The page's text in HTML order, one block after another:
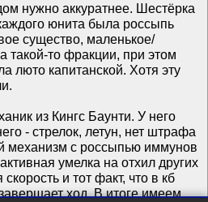
нужно аккуратнее. Шестёрка
юнита была россыпь
существо, маленькое/
такой-то фракции, при этом
люто капитанской. Хотя эту
из Кингс Баунти. У него
- стрелок, летун, нет штрафа
механизм с россыпью иммунов
умелка на отхил других
и тот факт, что в кб
ход. В итоге имеем